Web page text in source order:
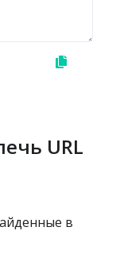
URL
в